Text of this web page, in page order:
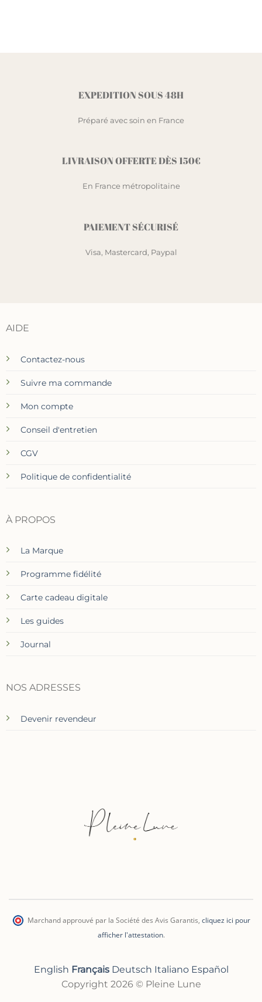
EXPEDITION SOUS 48H
Préparé avec soin en France
LIVRAISON OFFERTE DÈS 150€
En France métropolitaine
PAIEMENT SÉCURISÉ
Visa, Mastercard, Paypal
AIDE
Contactez-nous
Suivre ma commande
Mon compte
Conseil d'entretien
CGV
Politique de confidentialité
À PROPOS
La Marque
Programme fidélité
Carte cadeau digitale
Les guides
Journal
NOS ADRESSES
Devenir revendeur
Marchand approuvé par la Société des Avis Garantis, cliquez ici pour
afficher l'attestation.
English Français Deutsch Italiano Español
Copyright 2026 © Pleine Lune